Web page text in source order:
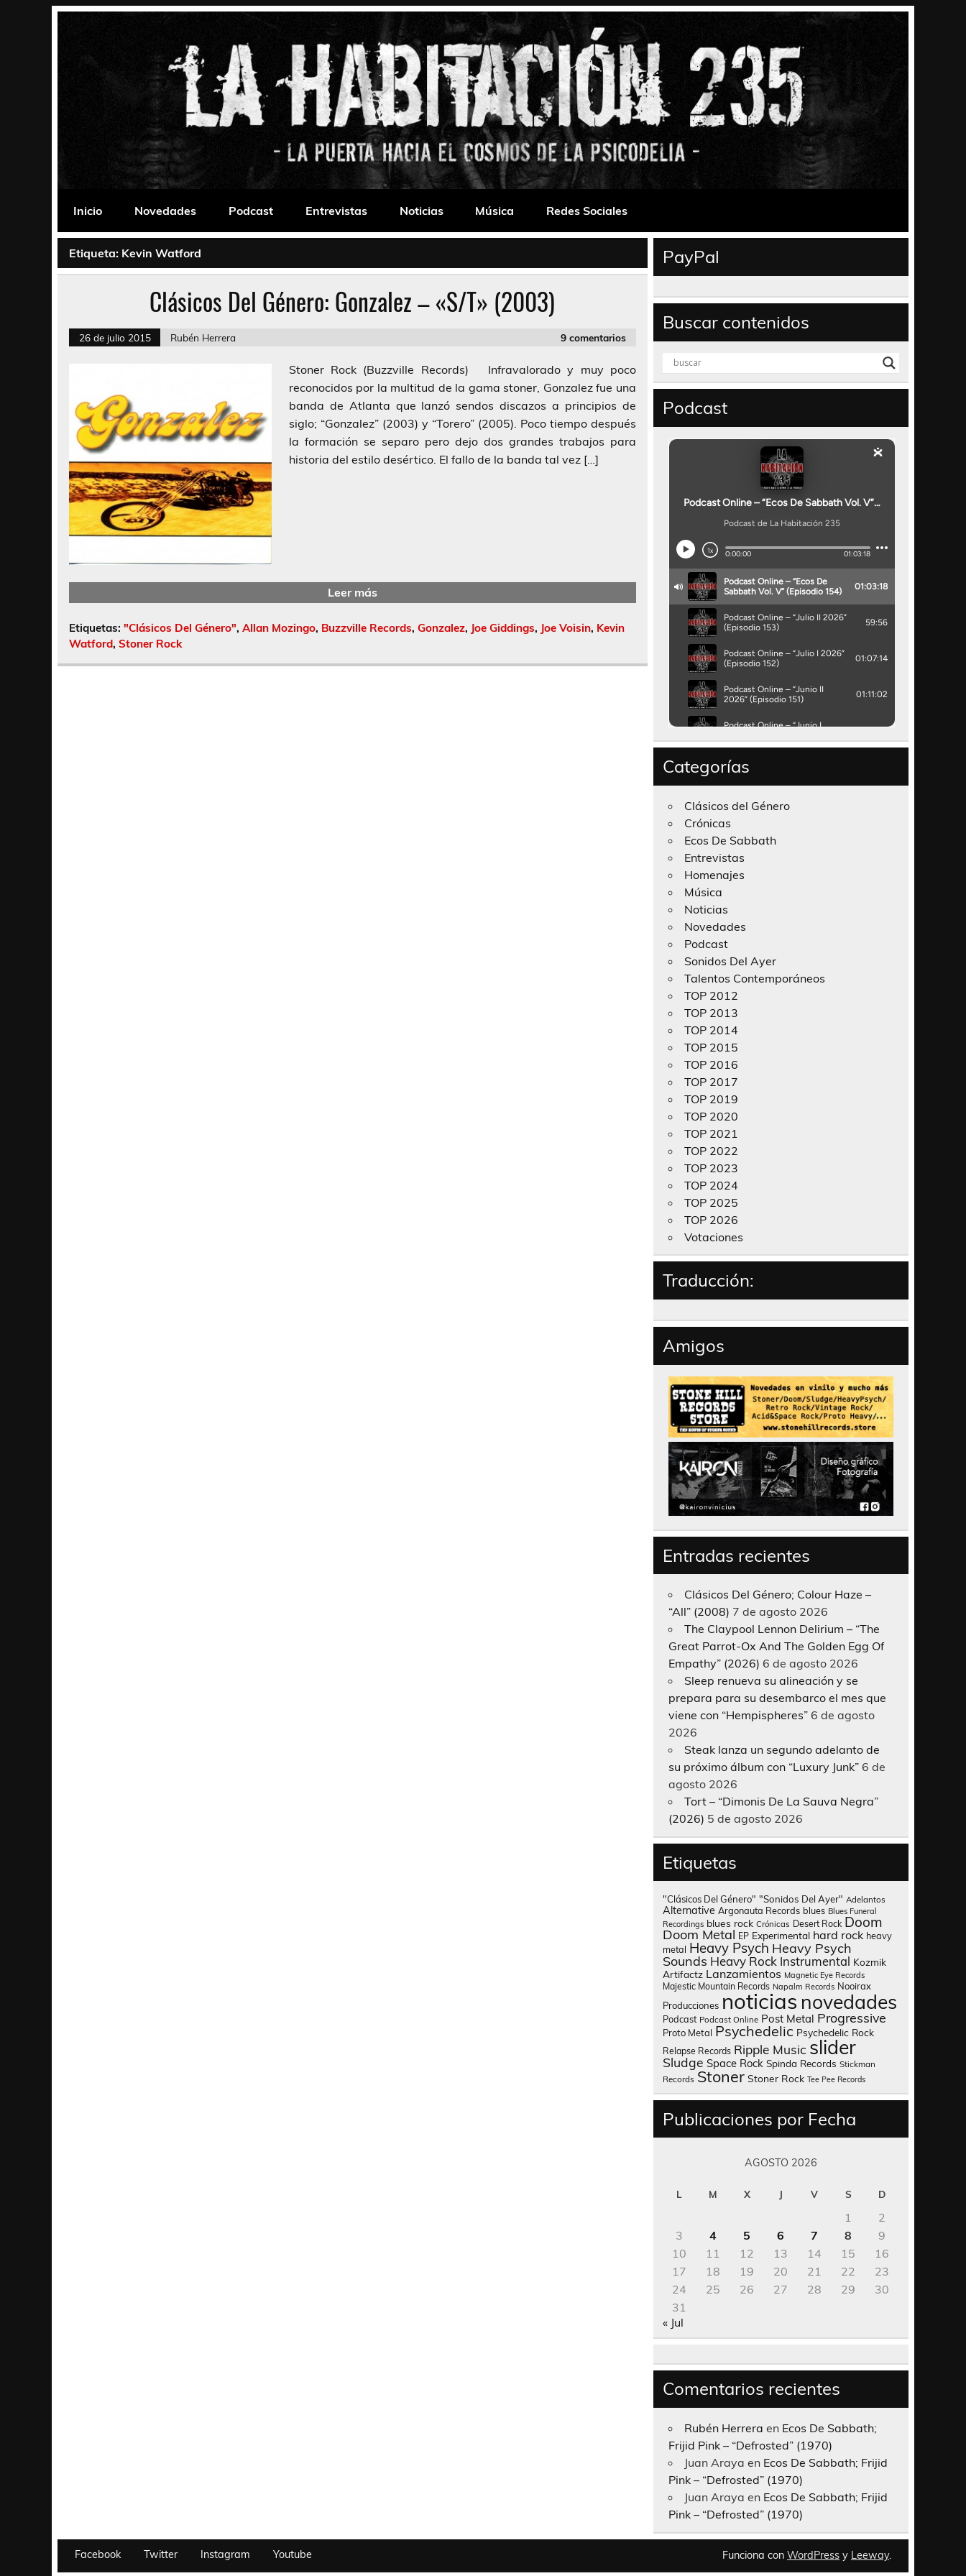
La Habitación 235
Inicio
Novedades Podcast Entrevistas Noticias Música Redes Sociales
Etiqueta: Kevin Watford
Clásicos Del Género: Gonzalez – «S/T» (2003)
26 de julio 2015 Rubén Herrera 9 comentarios
Stoner Rock (Buzzville Records) Infravalorado y muy poco
reconocidos por la multitud de la gama stoner, Gonzalez fue una
banda de Atlanta que lanzó sendos discazos a principios de
siglo; “Gonzalez” (2003) y “Torero” (2005). Poco tiempo después
la formación se separo pero dejo dos grandes trabajos para
historia del estilo desértico. El fallo de la banda tal vez […]
Leer más
Etiquetas: "Clásicos Del Género", Allan Mozingo, Buzzville Records, Gonzalez, Joe Giddings, Joe Voisin, Kevin
Watford, Stoner Rock
PayPal
Buscar contenidos
Podcast
Categorías
Clásicos del Género
Crónicas
Ecos De Sabbath
Entrevistas
Homenajes
Música
Noticias
Novedades
Podcast
Sonidos Del Ayer
Talentos Contemporáneos
TOP 2012
TOP 2013
TOP 2014
TOP 2015
TOP 2016
TOP 2017
TOP 2019
TOP 2020
TOP 2021
TOP 2022
TOP 2023
TOP 2024
TOP 2025
TOP 2026
Votaciones
Traducción:
Amigos
Entradas recientes
Clásicos Del Género; Colour Haze –
“All” (2008) 7 de agosto 2026
The Claypool Lennon Delirium – “The
Great Parrot-Ox And The Golden Egg Of
Empathy” (2026) 6 de agosto 2026
Sleep renueva su alineación y se
prepara para su desembarco el mes que
viene con “Hempispheres” 6 de agosto
2026
Steak lanza un segundo adelanto de
su próximo álbum con “Luxury Junk” 6 de
agosto 2026
Tort – “Dimonis De La Sauva Negra”
(2026) 5 de agosto 2026
Etiquetas
"Clásicos Del Género" "Sonidos Del Ayer" Adelantos
Alternative Argonauta Records blues Blues Funeral
Recordings blues rock Crónicas Desert Rock Doom
Doom Metal EP Experimental hard rock heavy
metal Heavy Psych Heavy Psych
Sounds Heavy Rock Instrumental Kozmik
Artifactz Lanzamientos Magnetic Eye Records
Majestic Mountain Records Napalm Records Nooirax
Producciones noticias novedades
Podcast Podcast Online Post Metal Progressive
Proto Metal Psychedelic Psychedelic Rock
Relapse Records Ripple Music slider
Sludge Space Rock Spinda Records Stickman
Records Stoner Stoner Rock Tee Pee Records
Publicaciones por Fecha
AGOSTO 2026
L M X J V S D
1
2
3
4 5 6 7 8
9
10
11 12 13 14 15
16
17
18 19 20 21 22
23
24
25 26 27 28 29
30
31
« Jul
Comentarios recientes
Rubén Herrera en Ecos De Sabbath;
Frijid Pink – “Defrosted” (1970)
Juan Araya en Ecos De Sabbath; Frijid
Pink – “Defrosted” (1970)
Juan Araya en Ecos De Sabbath; Frijid
Pink – “Defrosted” (1970)
Facebook Twitter Instagram Youtube Funciona con WordPress y Leeway.